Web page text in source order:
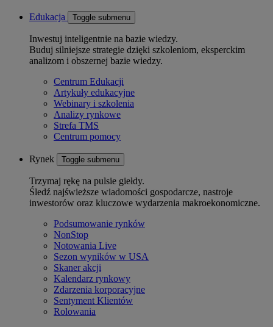
Edukacja Toggle submenu
Inwestuj inteligentnie na bazie wiedzy.
Buduj silniejsze strategie dzięki szkoleniom, eksperckim
analizom i obszernej bazie wiedzy.
Centrum Edukacji
Artykuły edukacyjne
Webinary i szkolenia
Analizy rynkowe
Strefa TMS
Centrum pomocy
Rynek Toggle submenu
Trzymaj rękę na pulsie giełdy.
Śledź najświeższe wiadomości gospodarcze, nastroje
inwestorów oraz kluczowe wydarzenia makroekonomiczne.
Podsumowanie rynków
NonStop
Notowania Live
Sezon wyników w USA
Skaner akcji
Kalendarz rynkowy
Zdarzenia korporacyjne
Sentyment Klientów
Rolowania